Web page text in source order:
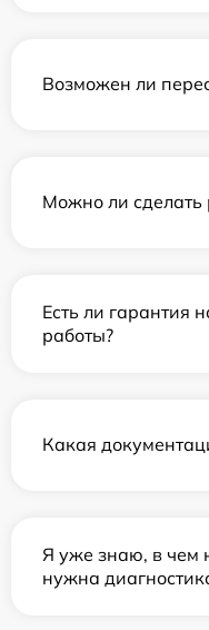
Возможен ли
Можно ли сделать
Есть ли гарантия
работы?
Какая
Я уже знаю, в чем
нужна